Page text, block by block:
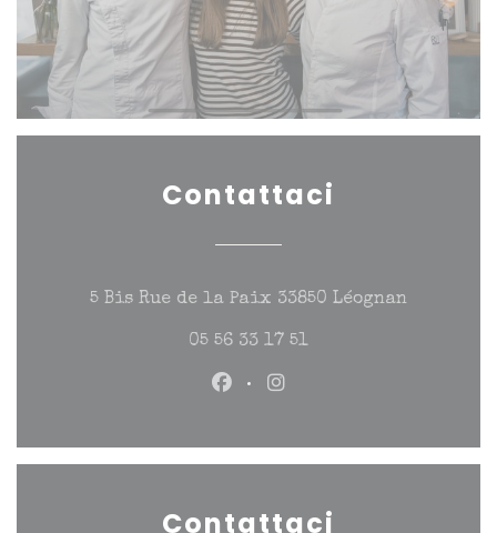
Contattaci
5 Bis Rue de la Paix 33850 Léognan((apre
05 56 33 17 51
Contattaci